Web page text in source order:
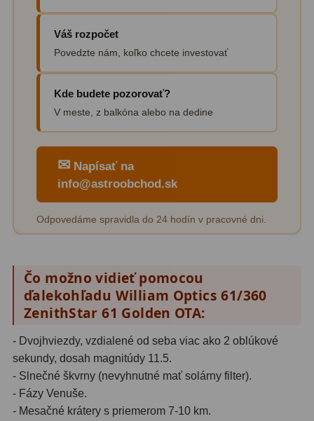
Mikroskopy
Pre deti5
Školské
Biologické34
Vreckové10
Príslušenstvo
Meteostanice52
Pokročilé5
Profesionálne9
Čidlá 2
Teplomery a vlhkomery15
Foto stativy 10
Váš rozpočet
Povedzte nám, koľko chcete investovať
Kde budete pozorovať?
V meste, z balkóna alebo na dedine
✉ Napísať na
info@astroobchod.sk
Odpovedáme spravidla do 24 hodín v pracovné dni.
Čo možno vidieť pomocou
ďalekohľadu William Optics 61/360
ZenithStar 61 Golden OTA:
- Dvojhviezdy, vzdialené od seba viac ako 2 oblúkové
sekundy, dosah magnitúdy 11.5.
- Slnečné škvrny (nevyhnutné mať solárny filter).
- Fázy Venuše.
- Mesačné krátery s priemerom 7-10 km.